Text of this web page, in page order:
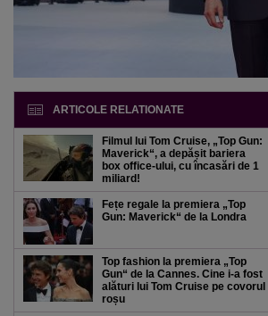
ARTICOLE RELATIONATE
Filmul lui Tom Cruise, „Top Gun:
Maverick“, a depășit bariera
box office-ului, cu încasări de 1
miliard!
Fețe regale la premiera „Top
Gun: Maverick“ de la Londra
Top fashion la premiera „Top
Gun“ de la Cannes. Cine i-a fost
alături lui Tom Cruise pe covorul
roșu